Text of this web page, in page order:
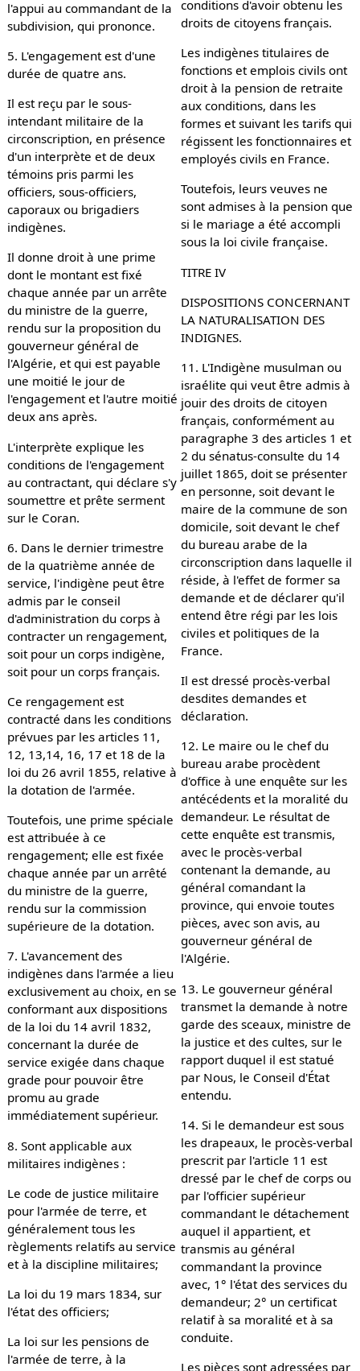
l'appui au commandant de la
subdivision, qui prononce.
5. L'engagement est d'une
durée de quatre ans.
Il est reçu par le sous-
intendant militaire de la
circonscription, en présence
d'un interprète et de deux
témoins pris parmi les
officiers, sous-officiers,
caporaux ou brigadiers
indigènes.
Il donne droit à une prime
dont le montant est fixé
chaque année par un arrête
du ministre de la guerre,
rendu sur la proposition du
gouverneur général de
l'Algérie, et qui est payable
une moitié le jour de
l'engagement et l'autre moitié
deux ans après.
L'interprète explique les
conditions de l'engagement
au contractant, qui déclare s'y
soumettre et prête serment
sur le Coran.
6. Dans le dernier trimestre
de la quatrième année de
service, l'indigène peut être
admis par le conseil
d'administration du corps à
contracter un rengagement,
soit pour un corps indigène,
soit pour un corps français.
Ce rengagement est
contracté dans les conditions
prévues par les articles 11,
12, 13,14, 16, 17 et 18 de la
loi du 26 avril 1855, relative à
la dotation de l'armée.
Toutefois, une prime spéciale
est attribuée à ce
rengagement; elle est fixée
chaque année par un arrêté
du ministre de la guerre,
rendu sur la commission
supérieure de la dotation.
7. L'avancement des
indigènes dans l'armée a lieu
exclusivement au choix, en se
conformant aux dispositions
de la loi du 14 avril 1832,
concernant la durée de
service exigée dans chaque
grade pour pouvoir être
promu au grade
immédiatement supérieur.
8. Sont applicable aux
militaires indigènes :
Le code de justice militaire
pour l'armée de terre, et
généralement tous les
règlements relatifs au service
et à la discipline militaires;
La loi du 19 mars 1834, sur
l'état des officiers;
La loi sur les pensions de
l'armée de terre, à la
conditions d'avoir obtenu les
droits de citoyens français.
Les indigènes titulaires de
fonctions et emplois civils ont
droit à la pension de retraite
aux conditions, dans les
formes et suivant les tarifs qui
régissent les fonctionnaires et
employés civils en France.
Toutefois, leurs veuves ne
sont admises à la pension que
si le mariage a été accompli
sous la loi civile française.
TITRE IV
DISPOSITIONS CONCERNANT
LA NATURALISATION DES
INDIGNES.
11. L'Indigène musulman ou
israélite qui veut être admis à
jouir des droits de citoyen
français, conformément au
paragraphe 3 des articles 1 et
2 du sénatus-consulte du 14
juillet 1865, doit se présenter
en personne, soit devant le
maire de la commune de son
domicile, soit devant le chef
du bureau arabe de la
circonscription dans laquelle il
réside, à l'effet de former sa
demande et de déclarer qu'il
entend être régi par les lois
civiles et politiques de la
France.
Il est dressé procès-verbal
desdites demandes et
déclaration.
12. Le maire ou le chef du
bureau arabe procèdent
d'office à une enquête sur les
antécédents et la moralité du
demandeur. Le résultat de
cette enquête est transmis,
avec le procès-verbal
contenant la demande, au
général comandant la
province, qui envoie toutes
pièces, avec son avis, au
gouverneur général de
l'Algérie.
13. Le gouverneur général
transmet la demande à notre
garde des sceaux, ministre de
la justice et des cultes, sur le
rapport duquel il est statué
par Nous, le Conseil d'État
entendu.
14. Si le demandeur est sous
les drapeaux, le procès-verbal
prescrit par l'article 11 est
dressé par le chef de corps ou
par l'officier supérieur
commandant le détachement
auquel il appartient, et
transmis au général
commandant la province
avec, 1° l'état des services du
demandeur; 2° un certificat
relatif à sa moralité et à sa
conduite.
Les pièces sont adressées par